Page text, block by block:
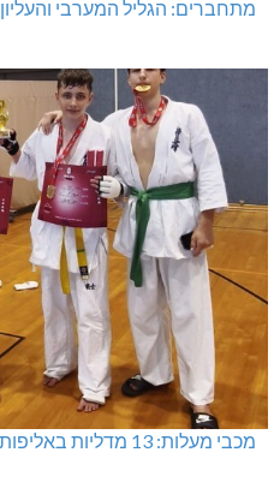
מתחברים: הגליל המערבי והעליון
מכבי מעלות: 13 מדליות באליפות ישראל